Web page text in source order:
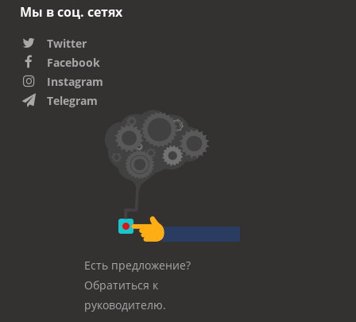
Мы в соц. сетях
Twitter
Facebook
Instagram
Telegram
Есть предложение?
Обратиться к
руководителю.